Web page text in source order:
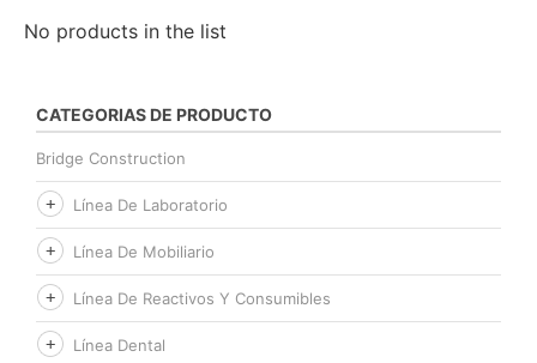
No products in the list
CATEGORIAS DE PRODUCTO
Bridge Construction
Línea De Laboratorio
Línea De Mobiliario
Línea De Reactivos Y Consumibles
Línea Dental